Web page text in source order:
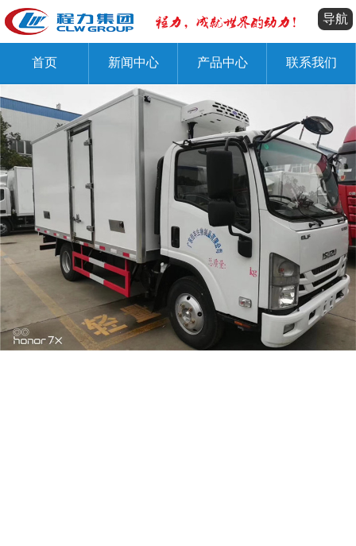
导航
首页 新闻中心 产品中心 联系我们